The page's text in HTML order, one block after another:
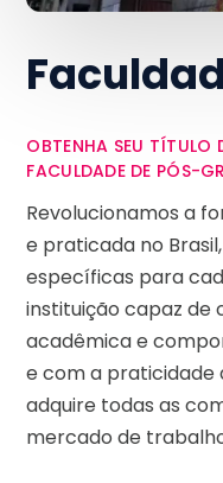
OBTENHA SEU TÍTULO
FACULDADE DE PÓS-
Revolucionamos a
e praticada no
específicas para
instituição capaz de
acadêmica e
e com a praticidade
adquire todas as
mercado de